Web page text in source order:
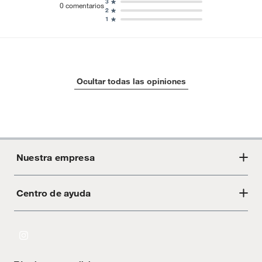
0comentarios
1
2
Ocultar todas las opiniones
Nuestra empresa
Acerca de Crate
Centro de ayuda